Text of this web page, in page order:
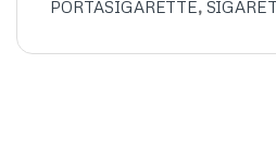
PORTASIGARETTE,